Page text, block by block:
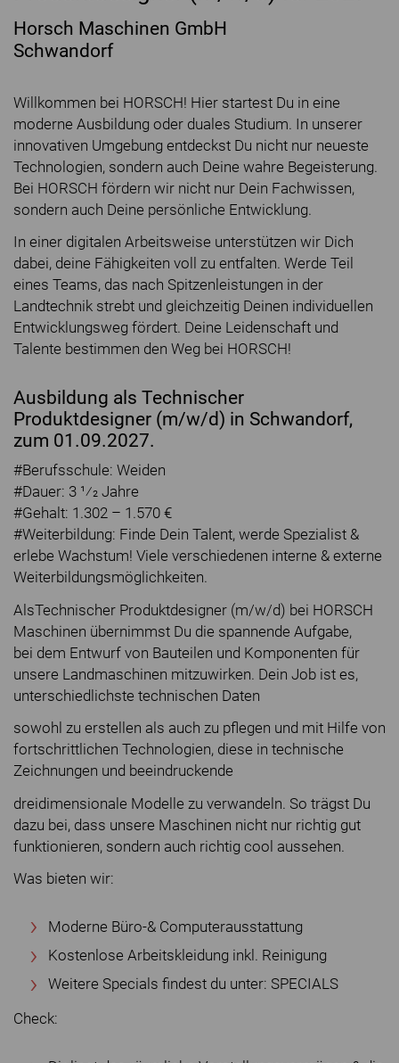
Horsch Maschinen GmbH
Schwandorf
Willkommen bei HORSCH! Hier startest Du in eine
moderne Ausbildung oder duales Studium. In unserer
innovativen Umgebung entdeckst Du nicht nur neueste
Technologien, sondern auch Deine wahre Begeisterung.
Bei HORSCH fördern wir nicht nur Dein Fachwissen,
sondern auch Deine persönliche Entwicklung.
In einer digitalen Arbeitsweise unterstützen wir Dich
dabei, deine Fähigkeiten voll zu entfalten. Werde Teil
eines Teams, das nach Spitzenleistungen in der
Landtechnik strebt und gleichzeitig Deinen individuellen
Entwicklungsweg fördert. Deine Leidenschaft und
Talente bestimmen den Weg bei HORSCH!
Ausbildung als Technischer
Produktdesigner (m/w/d) in Schwandorf,
zum 01.09.2027.
#Berufsschule: Weiden
#Dauer: 3 1⁄2 Jahre
#Gehalt: 1.302 – 1.570 €
#Weiterbildung: Finde Dein Talent, werde Spezialist &
erlebe Wachstum! Viele verschiedenen interne & externe
Weiterbildungsmöglichkeiten.
AlsTechnischer Produktdesigner (m/w/d) bei HORSCH
Maschinen übernimmst Du die spannende Aufgabe,
bei dem Entwurf von Bauteilen und Komponenten für
unsere Landmaschinen mitzuwirken. Dein Job ist es,
unterschiedlichste technischen Daten
sowohl zu erstellen als auch zu pflegen und mit Hilfe von
fortschrittlichen Technologien, diese in technische
Zeichnungen und beeindruckende
dreidimensionale Modelle zu verwandeln. So trägst Du
dazu bei, dass unsere Maschinen nicht nur richtig gut
funktionieren, sondern auch richtig cool aussehen.
Was bieten wir:
Moderne Büro-& Computerausstattung
Kostenlose Arbeitskleidung inkl. Reinigung
Weitere Specials findest du unter: SPECIALS
Check: